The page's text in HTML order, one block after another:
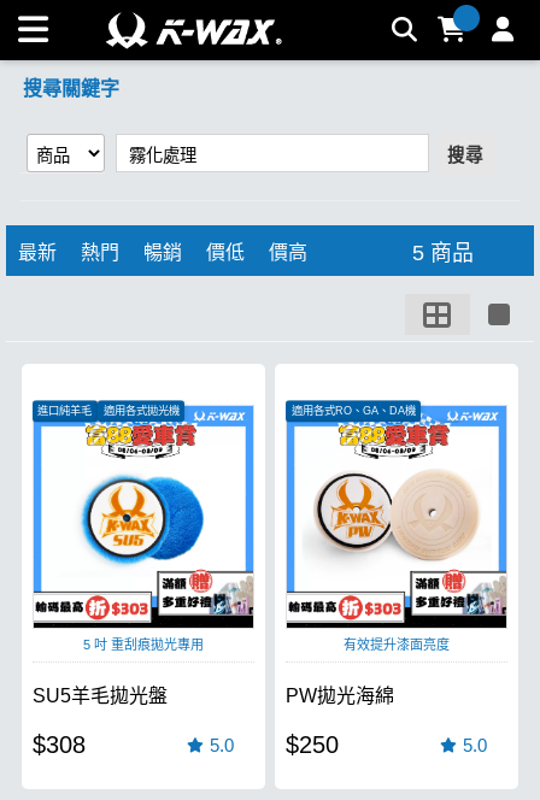
【霧化處理】搜尋結果 | K-WAX台灣汽車美容材料
搜尋關鍵字
搜尋
最新 熱門 暢銷 價低 價高 5 商品
進口純羊毛
適用各式拋光機
適合各式角度切削
5 吋 重刮痕拋光專用
SU5羊毛拋光盤
$308 5.0
適用各式RO、GA、DA機
白色極軟如蛋糕
低中心斜切配重
有效提升漆面亮度
PW拋光海綿
$250 5.0